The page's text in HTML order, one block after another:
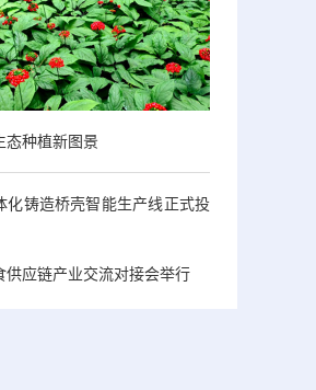
态种植新图景
化铸造桥壳智能生产线正式投
供应链产业交流对接会举行